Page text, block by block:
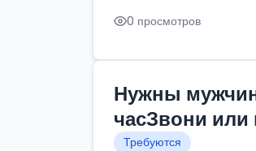
0 просмотров
Нужны
часЗвони
Требуются